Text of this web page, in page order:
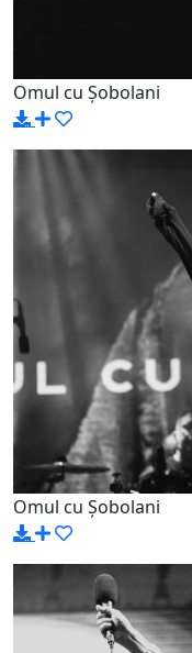
Omul cu Șobolani
Omul cu Șobolani